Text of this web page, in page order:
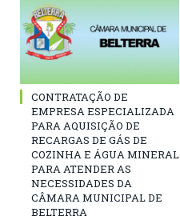
CONTRATAÇÃO DE
EMPRESA ESPECIALIZADA
PARA AQUISIÇÃO DE
RECARGAS DE GÁS DE
COZINHA E ÁGUA MINERAL
PARA ATENDER AS
NECESSIDADES DA
CÂMARA MUNICIPAL DE
BELTERRA